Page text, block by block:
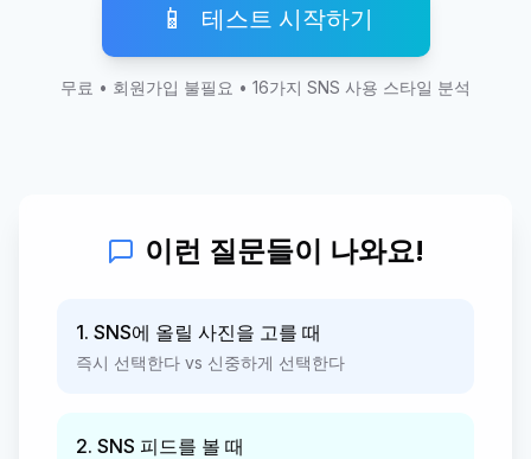
📱 테스트 시작하기
무료 • 회원가입 불필요 • 16가지 SNS 사용 스타일 분석
이런 질문들이 나와요!
1. SNS에 올릴 사진을 고를 때
즉시 선택한다 vs 신중하게 선택한다
2. SNS 피드를 볼 때